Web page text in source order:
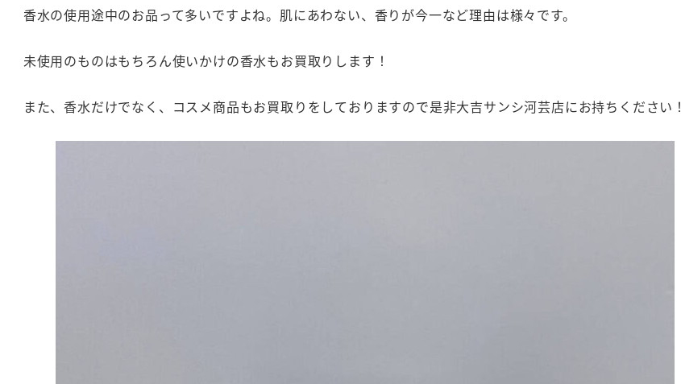
香水の使用途中のお品って多いですよね。肌にあわない、香りが今一など理由は様々です。
未使用のものはもちろん使いかけの香水もお買取りします！
また、香水だけでなく、コスメ商品もお買取りをしておりますので是非大吉サンシ河芸店にお持ちください！